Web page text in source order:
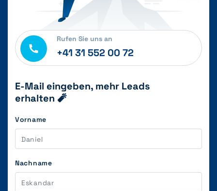
Rufen Sie uns an
+41 31 552 00 72
E-Mail eingeben, mehr Leads
erhalten 🧨
Vorname
Nachname